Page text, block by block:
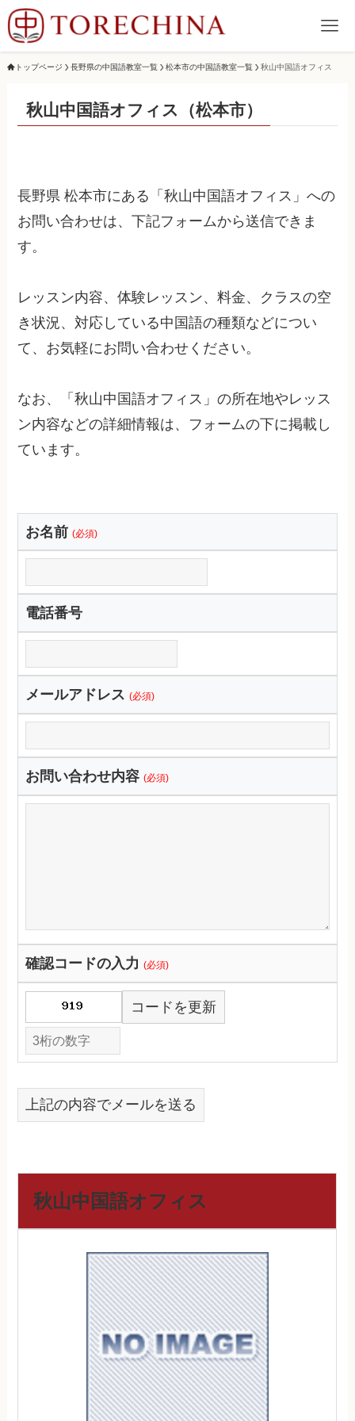
トップページ 長野県の中国語教室一覧 松本市の中国語教室一覧 秋山中国語オフィス
秋山中国語オフィス（松本市）
長野県 松本市にある「秋山中国語オフィス」への
お問い合わせは、下記フォームから送信できま
す。
レッスン内容、体験レッスン、料金、クラスの空
き状況、対応している中国語の種類などについ
て、お気軽にお問い合わせください。
なお、「秋山中国語オフィス」の所在地やレッス
ン内容などの詳細情報は、フォームの下に掲載し
ています。
お名前 (必須)
電話番号
メールアドレス (必須)
お問い合わせ内容 (必須)
確認コードの入力(必須)
コードを更新
上記の内容でメールを送る
秋山中国語オフィス